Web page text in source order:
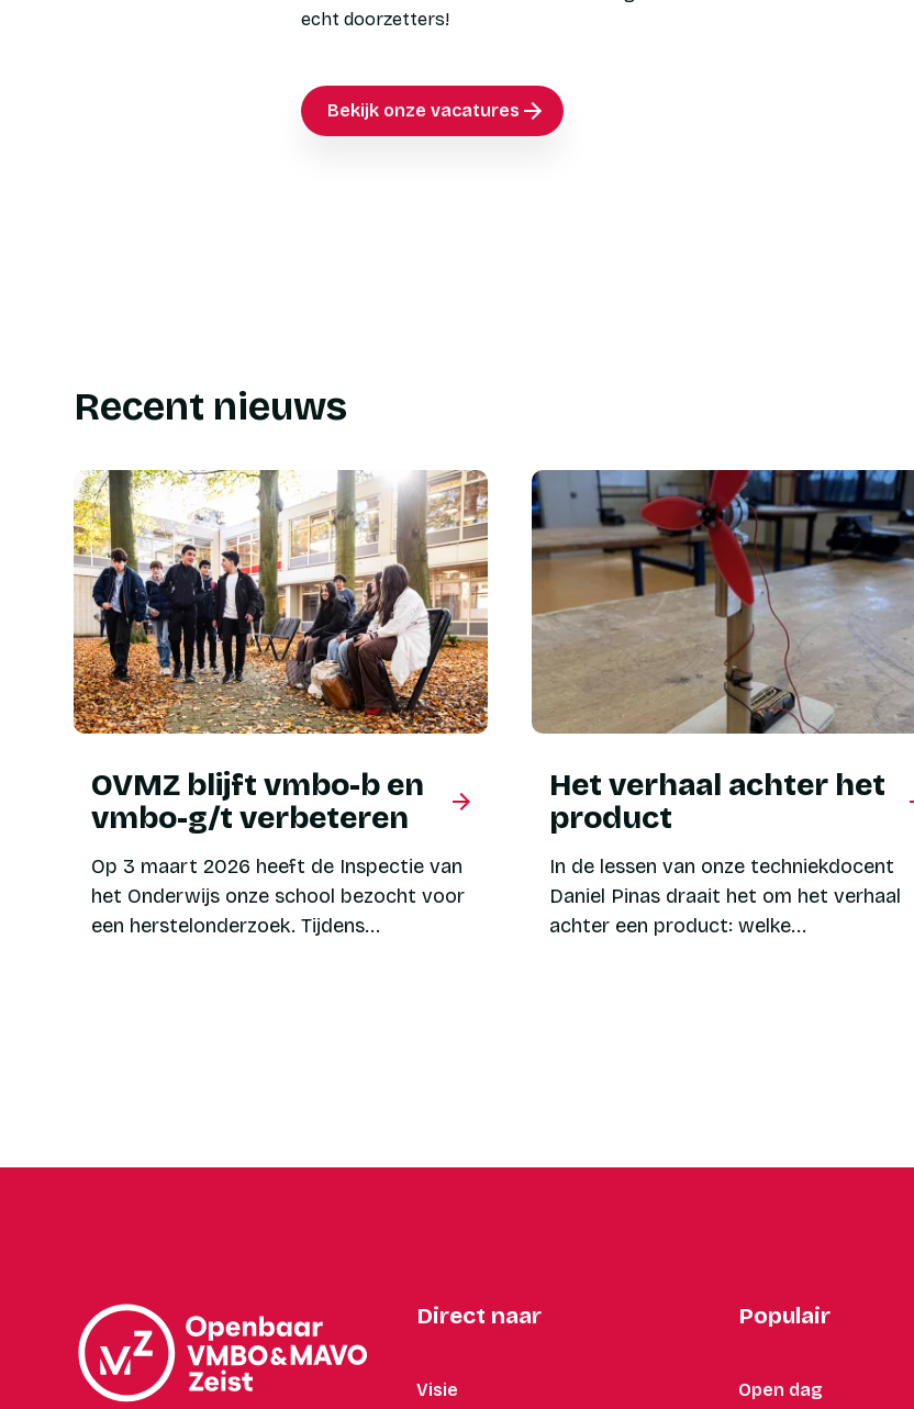
echt doorzetters!
Bekijk onze vacatures
Recent nieuws
OVMZ blijft vmbo-b en
vmbo-g/t verbeteren
Op 3 maart 2026 heeft de Inspectie van
het Onderwijs onze school bezocht voor
een herstelonderzoek. Tijdens...
Het verhaal achter het
product
In de lessen van onze techniekdocent
Daniel Pinas draait het om het verhaal
achter een product: welke...
Direct naar
Visie
Populair
Open dag